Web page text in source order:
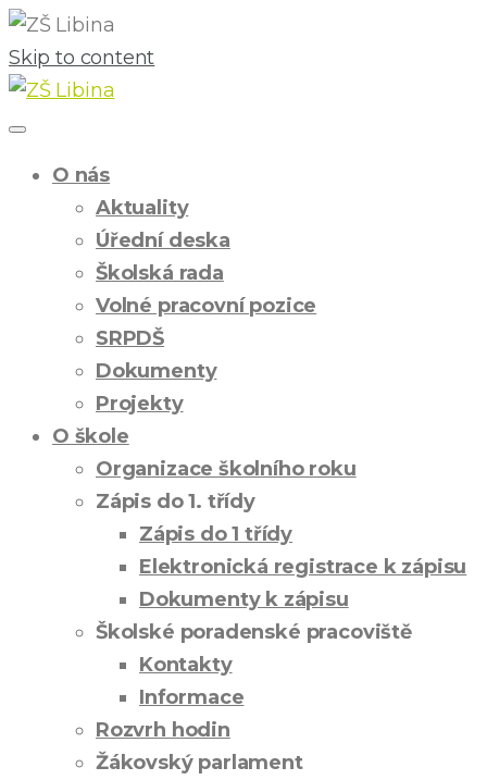
Skip to content
O nás
Aktuality
Úřední deska
Školská rada
Volné pracovní pozice
SRPDŠ
Dokumenty
Projekty
O škole
Organizace školního roku
Zápis do 1. třídy
Zápis do 1 třídy
Elektronická registrace k zápisu
Dokumenty k zápisu
Školské poradenské pracoviště
Kontakty
Informace
Rozvrh hodin
Žákovský parlament